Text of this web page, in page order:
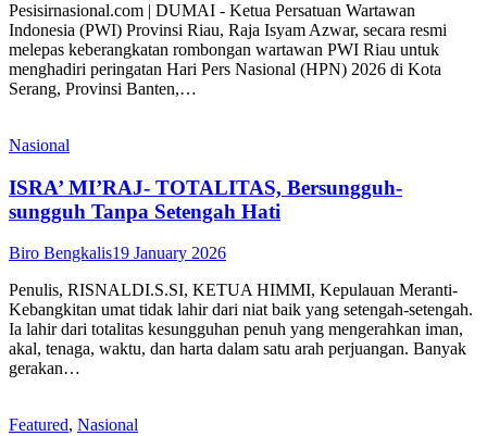
Pesisirnasional.com | DUMAI - Ketua Persatuan Wartawan
Indonesia (PWI) Provinsi Riau, Raja Isyam Azwar, secara resmi
melepas keberangkatan rombongan wartawan PWI Riau untuk
menghadiri peringatan Hari Pers Nasional (HPN) 2026 di Kota
Serang, Provinsi Banten,…
Nasional
ISRA’ MI’RAJ- TOTALITAS, Bersungguh-
sungguh Tanpa Setengah Hati
Biro Bengkalis19 January 2026
Penulis, RISNALDI.S.SI, KETUA HIMMI, Kepulauan Meranti-
Kebangkitan umat tidak lahir dari niat baik yang setengah-setengah.
Ia lahir dari totalitas kesungguhan penuh yang mengerahkan iman,
akal, tenaga, waktu, dan harta dalam satu arah perjuangan. Banyak
gerakan…
Featured, Nasional